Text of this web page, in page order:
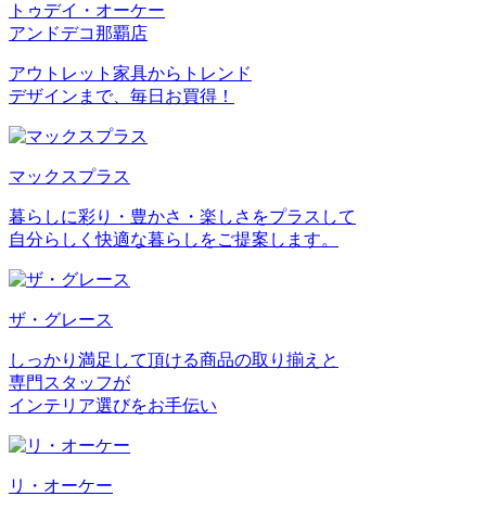
トゥデイ・オーケー
アンドデコ那覇店
アウトレット家具からトレンド
デザインまで、毎日お買得！
マックスプラス
暮らしに彩り・豊かさ・楽しさをプラスして
自分らしく快適な暮らしをご提案します。
ザ・グレース
しっかり満足して頂ける商品の取り揃えと
専門スタッフが
インテリア選びをお手伝い
リ・オーケー